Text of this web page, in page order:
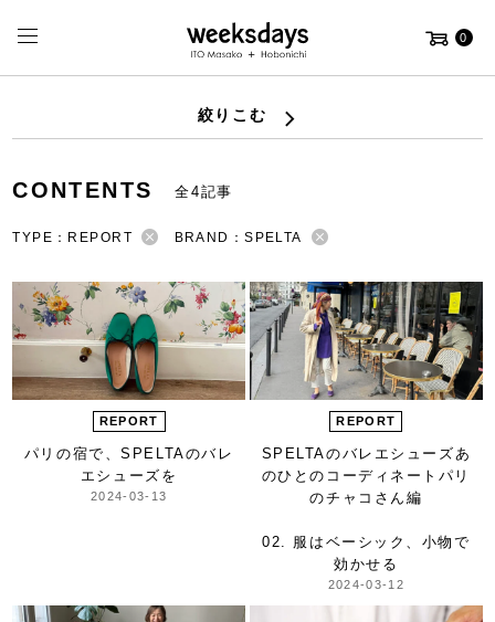
0
絞りこむ
CONTENTS 全4記事
TYPE：REPORT BRAND：SPELTA
REPORT
パリの宿で、SPELTAのバレ
エシューズを
2024-03-13
REPORT
SPELTAのバレエシューズ あ
のひとのコーディネート パリ
のチャコさん編
02. 服はベーシック、小物で
効かせる
2024-03-12